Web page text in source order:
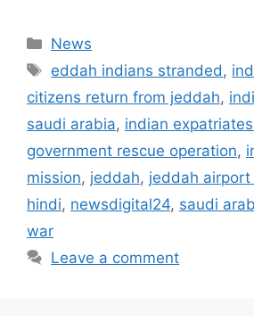
Categories
News
Tags
eddah indians stranded ,
citizens return from jeddah,
saudi arabia, indian
government rescue operation,
mission, jeddah, jeddah airport
hindi, newsdigital24, saudi
war
Leave a comment